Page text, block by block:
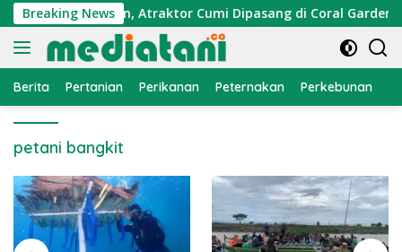
Langsung
ke
konten
Breaking News
Nelayan, Atraktor Cumi Dipasang di Coral Garden
Berita Pertanian Perikanan Peternakan Perkebunan
petani bangkit